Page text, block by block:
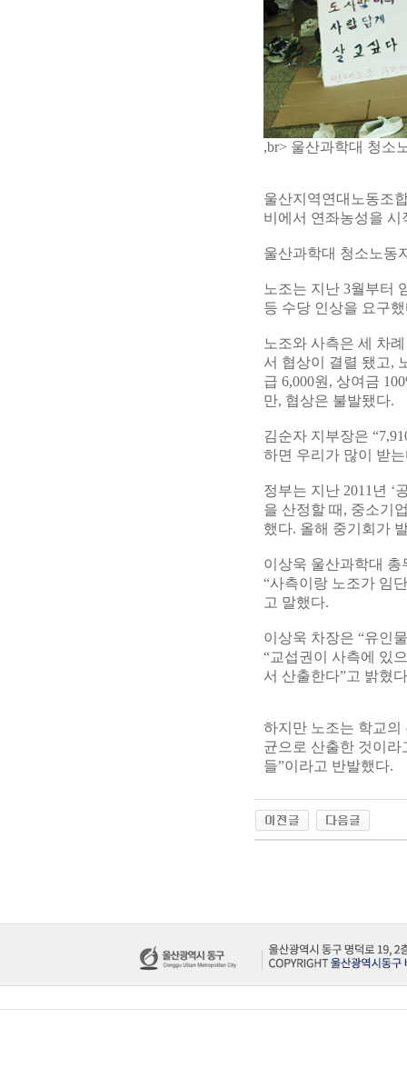
,br> 울산과학대 청소
울산지역연대노동조
비에서 연좌농성을
울산과학대 청소노동
노조는 지난 3월부터
등 수당 인상을 요구
노조와 사측은 세 차
서 협상이 결렬 됐고,
급 6,000원, 상여금
만, 협상은 불발됐다.
김순자 지부장은
하면 우리가 많이 받
정부는 지난 2011년 ‘
을 산정할 때, 중소기
했다. 올해 중기회가
이상욱 울산과학대 총
“사측이랑 노조가 임
고 말했다.
이상욱 차장은 “유인
“교섭권이 사측에 있
서 산출한다”고 밝혔
하지만 노조는 학교의
균으로 산출한 것이라
들”이라고 반발했다.